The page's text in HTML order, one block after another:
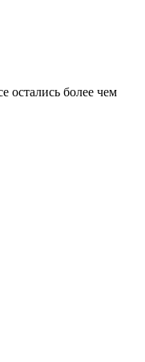
остались более чем